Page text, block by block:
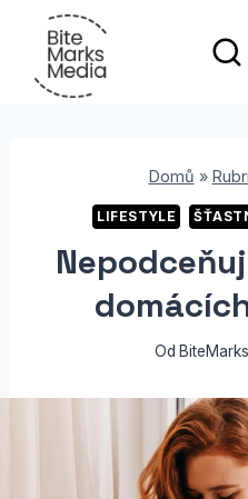
Přeskočit
obsah
Domů »
LIFESTYLE
Od BiteMarks